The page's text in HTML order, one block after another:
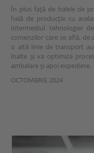
În plus față de halele de
hală de producție cu
intermediul tehnologiei
comenzilor care se află, de
o altă linie de transport
înalte și va optimiza
ambalare și apoi expediere.
OCTOMBRIE 2024